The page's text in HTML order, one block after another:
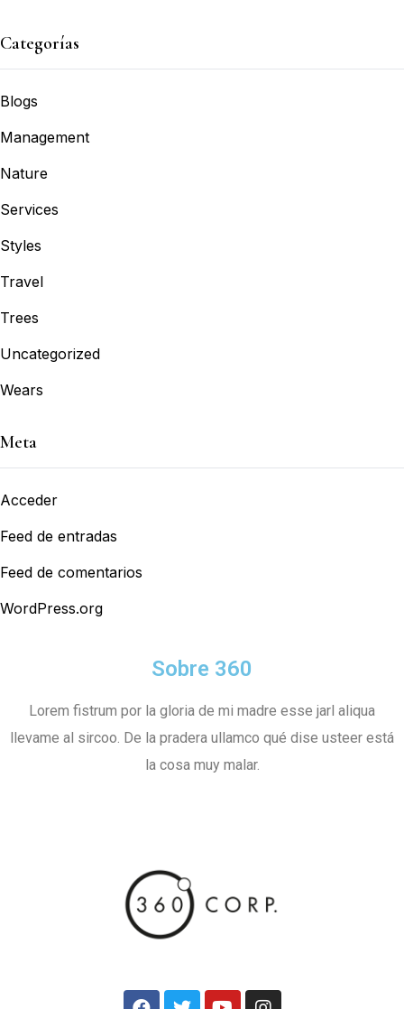
Categorías
Blogs
Management
Nature
Services
Styles
Travel
Trees
Uncategorized
Wears
Meta
Acceder
Feed de entradas
Feed de comentarios
WordPress.org
Sobre 360
Lorem fistrum por la gloria de mi madre esse jarl aliqua
llevame al sircoo. De la pradera ullamco qué dise usteer está
la cosa muy malar.